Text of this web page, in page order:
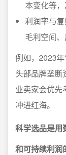
本变化等，
利润率与
毛利空间、
例如，2023
头部品牌垄断
业卖家会优先
冲进红海。
科学选品是用
和可持续利润